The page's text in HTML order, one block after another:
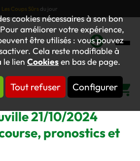
cookies nécessaires à son bon
améliorer votre expérience,
être utilisés : vous pouvez
Cela reste modifiable à
le lien Cookiesen bas de page.
Tout refuser Configurer
Les Coups Sûrs du jour
Mon
compte
21/10/2024
pronostics et